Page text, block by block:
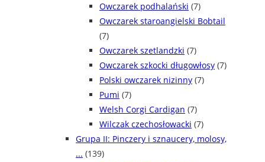
Owczarek podhalański (7)
Owczarek staroangielski Bobtail
(7)
Owczarek szetlandzki (7)
Owczarek szkocki długowłosy (7)
Polski owczarek nizinny (7)
Pumi (7)
Welsh Corgi Cardigan (7)
Wilczak czechosłowacki (7)
Grupa II: Pinczery i sznaucery, molosy,
... (139)